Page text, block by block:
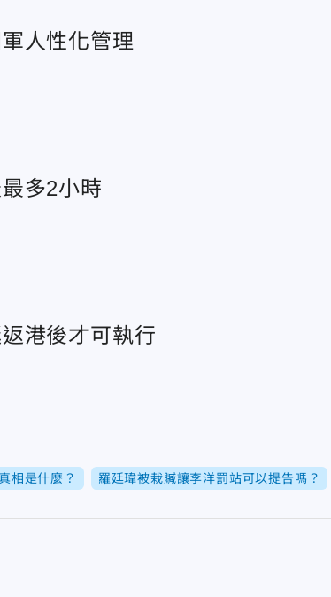
人性化管理
多2小時
港後才可執行
相是什麼？ 羅廷瑋被栽贓讓李洋罰站可以提告嗎？